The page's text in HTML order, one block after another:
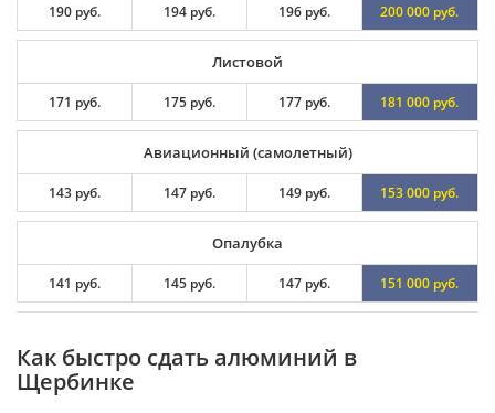
190 руб. 194 руб. 196 руб. 200 000 руб.
Листовой
171 руб. 175 руб. 177 руб. 181 000 руб.
Авиационный (самолетный)
143 руб. 147 руб. 149 руб. 153 000 руб.
Опалубка
141 руб. 145 руб. 147 руб. 151 000 руб.
Как быстро сдать алюминий в
Щербинке